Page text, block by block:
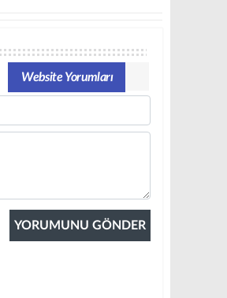
Website Yorumları